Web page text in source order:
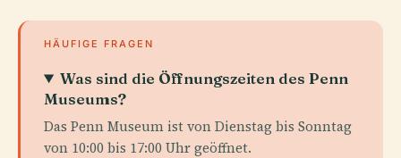
HÄUFIGE FRAGEN
Was sind die Öffnungszeiten des Penn
Museums?
Das Penn Museum ist von Dienstag bis Sonntag
von 10:00 bis 17:00 Uhr geöffnet.